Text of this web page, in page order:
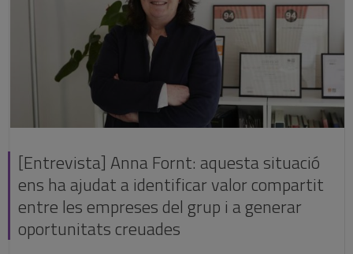
[Entrevista] Anna Fornt: aquesta situació
ens ha ajudat a identificar valor compartit
entre les empreses del grup i a generar
oportunitats creuades